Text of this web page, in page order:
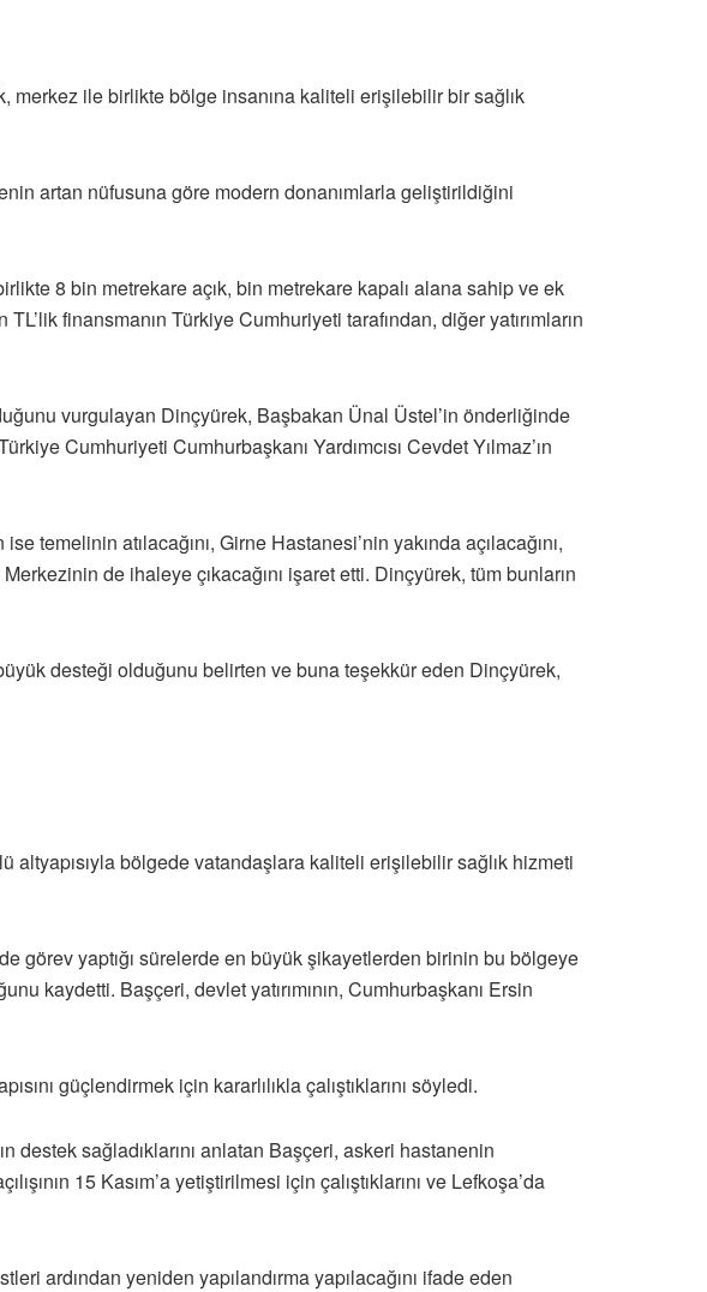
ile birlikte bölge insanına kaliteli erişilebilir bir sağlık
artan nüfusuna göre modern donanımlarla geliştirildiğini
8 bin metrekare açık, bin metrekare kapalı alana sahip ve ek
finansmanın Türkiye Cumhuriyeti tarafından, diğer yatırımların
vurgulayan Dinçyürek, Başbakan Ünal Üstel’in önderliğinde
Cumhuriyeti Cumhurbaşkanı Yardımcısı Cevdet Yılmaz’ın
temelinin atılacağını, Girne Hastanesi’nin yakında açılacağını,
de ihaleye çıkacağını işaret etti. Dinçyürek, tüm bunların
desteği olduğunu belirten ve buna teşekkür eden Dinçyürek,
bölgede vatandaşlara kaliteli erişilebilir sağlık hizmeti
görev yaptığı sürelerde en büyük şikayetlerden birinin bu bölgeye
kaydetti. Başçeri, devlet yatırımının, Cumhurbaşkanı Ersin
güçlendirmek için kararlılıkla çalıştıklarını söyledi.
destek sağladıklarını anlatan Başçeri, askeri hastanenin
15 Kasım’a yetiştirilmesi için çalıştıklarını ve Lefkoşa’da
ardından yeniden yapılandırma yapılacağını ifade eden